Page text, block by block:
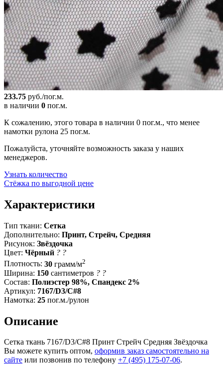
233.75 руб./пог.м.
в наличии 0 пог.м.
К сожалению, этого товара в наличии 0 пог.м., что менее
намотки рулона 25 пог.м.
Пожалуйста, уточняйте возможность заказа у наших
менеджеров.
Узнать количество
Стёжка по выгодной цене
Характеристики
Тип ткани: Сетка
Дополнительно: Принт, Стрейч, Средняя
Рисунок: Звёздочка
Цвет: Чёрный ? ?
Плотность: 30 грамм/м2
Ширина: 150 сантиметров ? ?
Состав: Полиэстер 98%, Спандекс 2%
Артикул: 7167/D3/C#8
Намотка: 25 пог.м./рулон
Описание
Сетка ткань 7167/D3/C#8 Принт Стрейч Средняя Звёздочка
Вы можете купить оптом, оформив заказ самостоятельно на
сайте или позвонив по телефону +7 (495) 175-07-06.